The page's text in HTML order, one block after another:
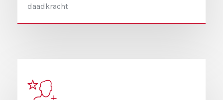
daadkracht